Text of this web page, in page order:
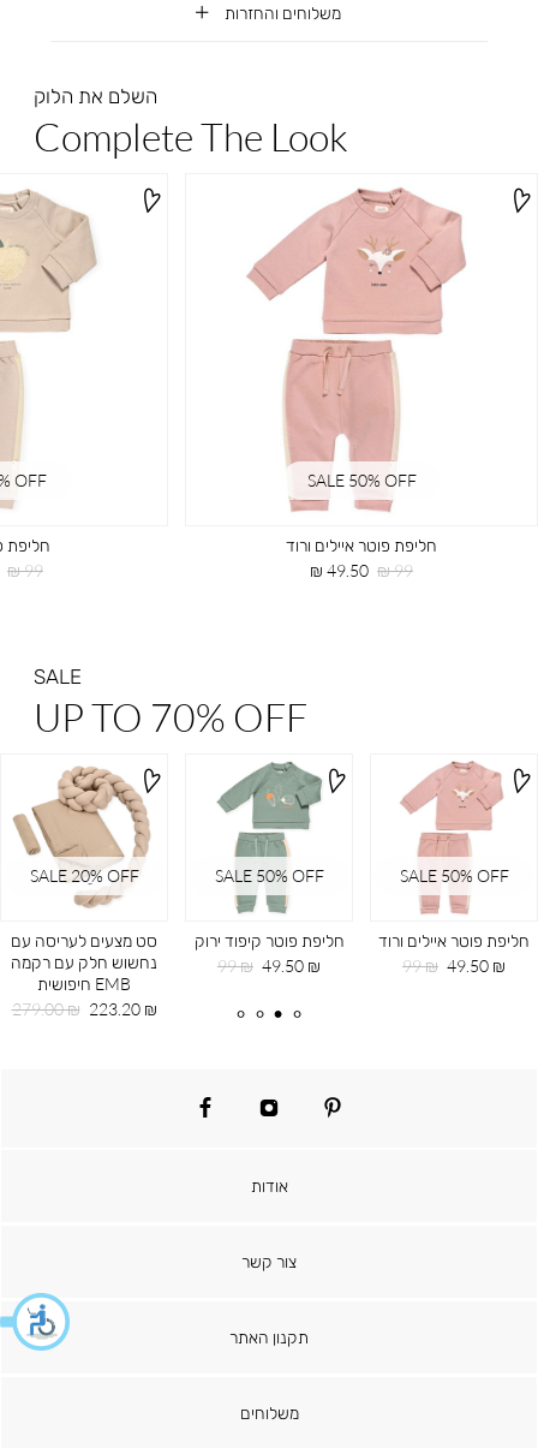
משלוחים והחזרות
השלם את הלוק
Complete The Look
SALE 50% OFF
חליפת פוטר איילים ורוד
מחיר
49.50 ₪
מחיר
99 ₪
OFF
חליפת
מחיר
99 ₪
SALE
UP TO 70% OFF
SALE 20ֵ% OFF
סט מצעים לעריסה עם
נחשוש חלק עם רקמה
EMB חיפושית
מחיר
223.20 ₪
מחיר
279.00 ₪
SALE 50% OFF
חליפת פוטר קיפוד ירוק
מחיר
49.50 ₪
מחיר
99 ₪
SALE 50% OFF
חליפת פוטר איילים ורוד
מחיר
49.50 ₪
מחיר
99 ₪
pinterest
instagram
facebook
אודות
צור קשר
תקנון האתר
משלוחים